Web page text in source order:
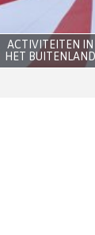
ACTIVITEITEN IN
HET BUITENLAND